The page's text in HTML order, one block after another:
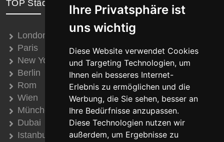
Ihre Privatsphäre ist
uns wichtig
Diese Website verwendet Cookies
und Targeting Technologien, um
Ihnen ein besseres Internet-
Erlebnis zu ermöglichen und die
Werbung, die Sie sehen, besser an
Ihre Bedürfnisse anzupassen.
Diese Technologien nutzen wir
außerdem, um Ergebnisse zu
TOP Städte
London
Paris
New York
Berlin
Rom
Wien
München
Dubai
Istanbul